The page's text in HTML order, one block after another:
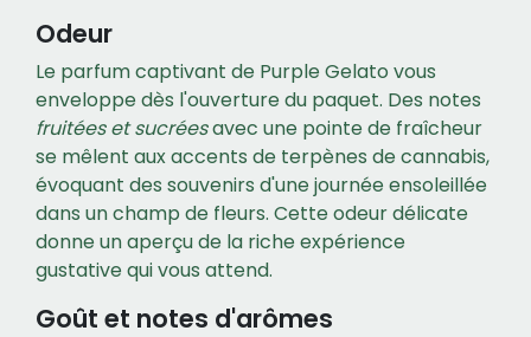
Odeur
Le parfum captivant de Purple Gelato vous
enveloppe dès l'ouverture du paquet. Des notes
fruitées et sucréesavec une pointe de fraîcheur
se mêlent aux accents de terpènes de cannabis,
évoquant des souvenirs d'une journée ensoleillée
dans un champ de fleurs. Cette odeur délicate
donne un aperçu de la riche expérience
gustative qui vous attend.
Goût et notes d'arômes